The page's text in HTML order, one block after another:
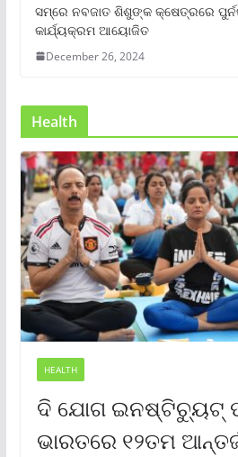
ସମ୍‌ରେ ନବଜାତ ଶିଶୁଙ୍କ କ୍ଷେତ୍ରରେ
କାର୍ଯ୍ୟକ୍ରମ ଆୟୋଜିତ
December 26, 2024
Health
HEALTH
ଦି ଯୋଗ ଇନଷ୍ଟିଚ୍ୟୁଟ୍
ଭାରତରେ ୧୨ତମ